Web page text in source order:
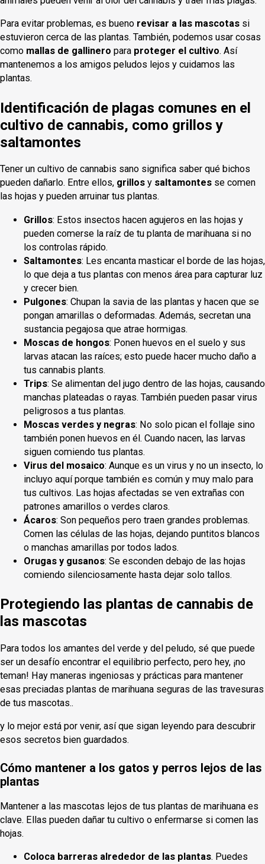
Para evitar problemas, es bueno revisar a las mascotas si
estuvieron cerca de las plantas. También, podemos usar cosas
como mallas de gallinero para proteger el cultivo. Así
mantenemos a los amigos peludos lejos y cuidamos las
plantas.
Identificación de plagas comunes en el
cultivo de cannabis, como grillos y
saltamontes
Tener un cultivo de cannabis sano significa saber qué bichos
pueden dañarlo. Entre ellos, grillos y saltamontes se comen
las hojas y pueden arruinar tus plantas.
Grillos: Estos insectos hacen agujeros en las hojas y
pueden comerse la raíz de tu planta de marihuana si no
los controlas rápido.
Saltamontes: Les encanta masticar el borde de las hojas,
lo que deja a tus plantas con menos área para capturar luz
y crecer bien.
Pulgones: Chupan la savia de las plantas y hacen que se
pongan amarillas o deformadas. Además, secretan una
sustancia pegajosa que atrae hormigas.
Moscas de hongos: Ponen huevos en el suelo y sus
larvas atacan las raíces; esto puede hacer mucho daño a
tus cannabis plants.
Trips: Se alimentan del jugo dentro de las hojas, causando
manchas plateadas o rayas. También pueden pasar virus
peligrosos a tus plantas.
Moscas verdes y negras: No solo pican el follaje sino
también ponen huevos en él. Cuando nacen, las larvas
siguen comiendo tus plantas.
Virus del mosaico: Aunque es un virus y no un insecto, lo
incluyo aquí porque también es común y muy malo para
tus cultivos. Las hojas afectadas se ven extrañas con
patrones amarillos o verdes claros.
Ácaros: Son pequeños pero traen grandes problemas.
Comen las células de las hojas, dejando puntitos blancos
o manchas amarillas por todos lados.
Orugas y gusanos: Se esconden debajo de las hojas
comiendo silenciosamente hasta dejar solo tallos.
Protegiendo las plantas de cannabis de
las mascotas
Para todos los amantes del verde y del peludo, sé que puede
ser un desafío encontrar el equilibrio perfecto, pero hey, ¡no
teman! Hay maneras ingeniosas y prácticas para mantener
esas preciadas plantas de marihuana seguras de las travesuras
de tus mascotas..
y lo mejor está por venir, así que sigan leyendo para descubrir
esos secretos bien guardados.
Cómo mantener a los gatos y perros lejos de las
plantas
Mantener a las mascotas lejos de tus plantas de marihuana es
clave. Ellas pueden dañar tu cultivo o enfermarse si comen las
hojas.
Coloca barreras alrededor de las plantas. Puedes